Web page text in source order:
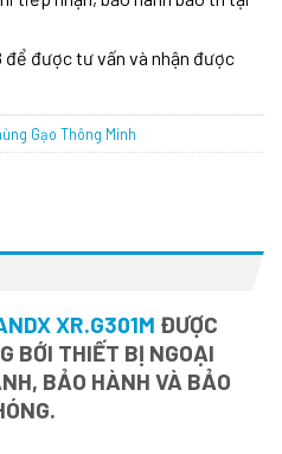
để được tư vấn và nhận được
Gạo Thông Minh
XR.G301M ĐƯỢC
BỚI THIẾT BỊ NGOẠI
BẢO HÀNH VÀ BẢO